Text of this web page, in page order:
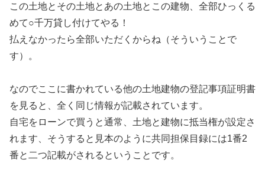
この土地とその土地とあの土地とこの建物、全部ひっくる
めて○千万貸し付けてやる！
払えなかったら全部いただくからね（そういうことで
す）。
なのでここに書かれている他の土地建物の登記事項証明書
を見ると、全く同じ情報が記載されています。
自宅をローンで買うと通常、土地と建物に抵当権が設定さ
れます、そうすると見本のように共同担保目録には1番2
番と二つ記載がされるということです。